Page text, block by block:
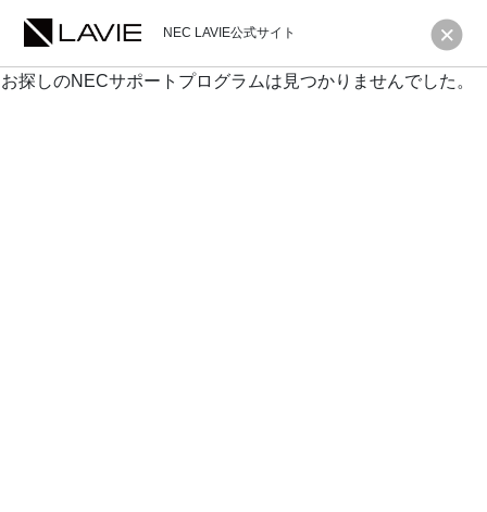
NEC LAVIE公式サイト
お探しのNECサポートプログラムは見つかりませんでした。